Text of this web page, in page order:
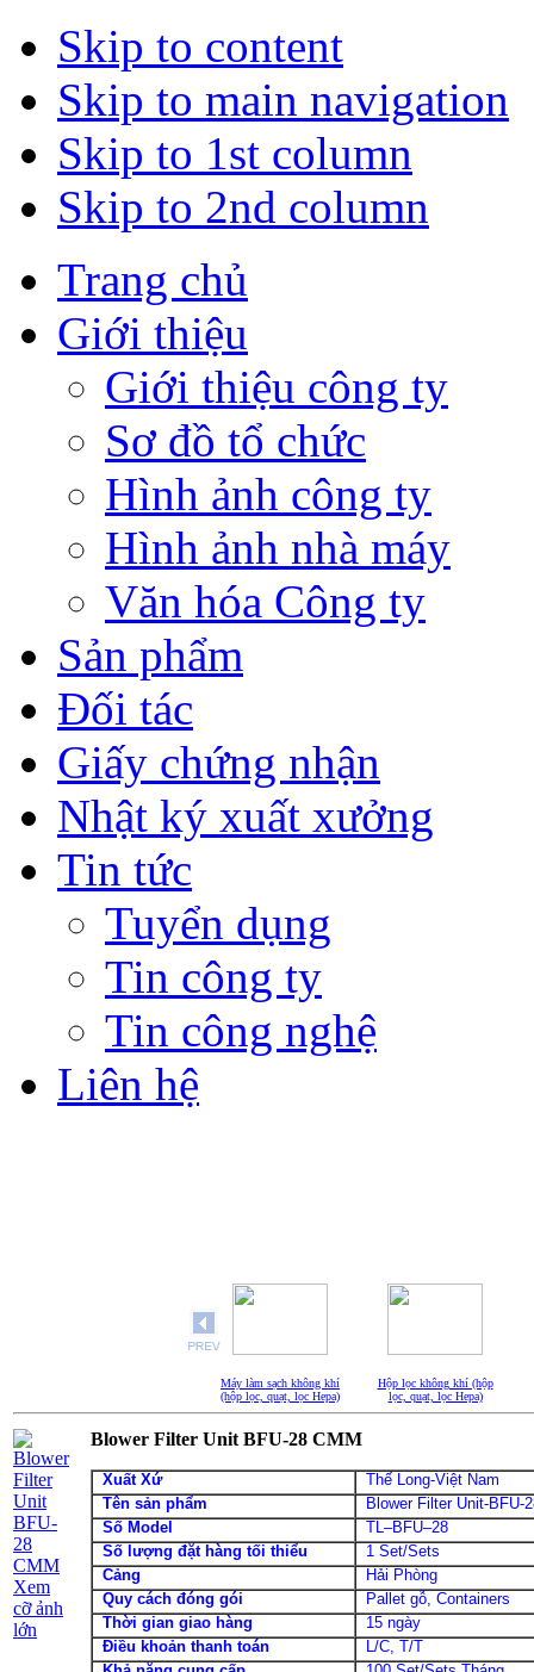
Skip to content
Skip to main navigation
Skip to 1st column
Skip to 2nd column
Trang chủ
Giới thiệu
Giới thiệu công ty
Sơ đồ tổ chức
Hình ảnh công ty
Hình ảnh nhà máy
Văn hóa Công ty
Sản phẩm
Đối tác
Giấy chứng nhận
Nhật ký xuất xưởng
Tin tức
Tuyển dụng
Tin công ty
Tin công nghệ
Liên hệ
Máy làm sạch không khí
(hộp lọc, quạt, lọc Hepa)
Hộp lọc không khí (hộp
lọc, quạt, lọc Hepa)
Xem
cỡ ảnh
lớn
Blower Filter Unit BFU-28 CMM
Xuất Xứ
Thế Long-Việt Nam
Tên sản phẩm
Blower Filter Unit-BFU-
Số Model
TL–BFU–28
Số lượng đặt hàng tối thiểu
1 Set/Sets
Cảng
Hải Phòng
Quy cách đóng gói
Pallet gỗ, Containers
Thời gian giao hàng
15 ngày
Điều khoản thanh toán
L/C, T/T